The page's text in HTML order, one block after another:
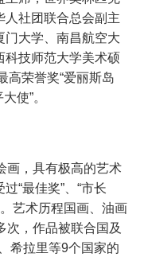
人社团联合总会副主
门大学、南昌航空大
科技师范大学美术硕
高荣誉奖“爱丽斯岛
使”。
画，具有极高的艺术
“最佳奖”、“市长
。艺术历程国画、油画
次，作品被联合国及
希拉里等9个国家的